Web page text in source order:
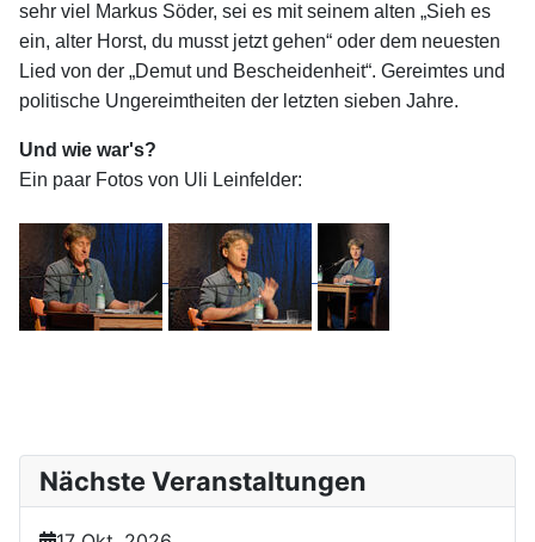
sehr viel Markus Söder, sei es mit seinem alten „Sieh es
ein, alter Horst, du musst jetzt gehen“ oder dem neuesten
Lied von der „Demut und Bescheidenheit“. Gereimtes und
politische Ungereimtheiten der letzten sieben Jahre.
Und wie war's?
Ein paar Fotos von Uli Leinfelder:
Nächste Veranstaltungen